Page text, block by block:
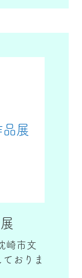
1年生か
す。
展
崎市文
おりま